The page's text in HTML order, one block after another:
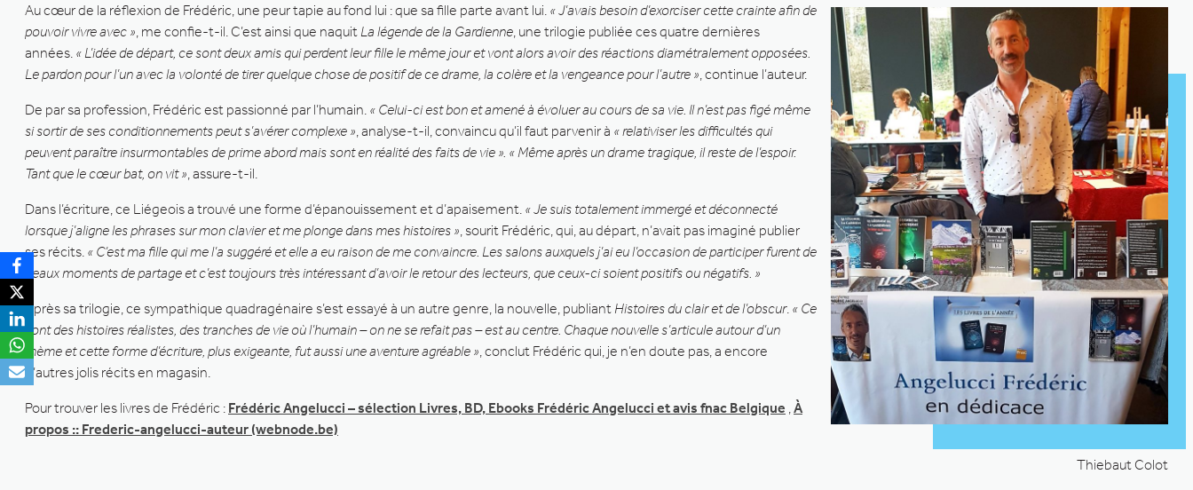
Au cœur de la réflexion de Frédéric, une peur tapie au fond lui : que sa fille parte avant lui. « J’avais besoin d’exorciser cette crainte afin de
pouvoir vivre avec », me confie-t-il. C’est ainsi que naquit La légende de la Gardienne, une trilogie publiée ces quatre dernières
années. « L’idée de départ, ce sont deux amis qui perdent leur fille le même jour et vont alors avoir des réactions diamétralement opposées.
Le pardon pour l’un avec la volonté de tirer quelque chose de positif de ce drame, la colère et la vengeance pour l’autre », continue l’auteur.
De par sa profession, Frédéric est passionné par l’humain. « Celui-ci est bon et amené à évoluer au cours de sa vie. Il n’est pas figé même
si sortir de ses conditionnements peut s’avérer complexe », analyse-t-il, convaincu qu’il faut parvenir à « relativiser les difficultés qui
peuvent paraître insurmontables de prime abord mais sont en réalité des faits de vie ». « Même après un drame tragique, il reste de l’espoir.
Tant que le cœur bat, on vit », assure-t-il.
Dans l’écriture, ce Liégeois a trouvé une forme d’épanouissement et d’apaisement. « Je suis totalement immergé et déconnecté
lorsque j’aligne les phrases sur mon clavier et me plonge dans mes histoires », sourit Frédéric, qui, au départ, n’avait pas imaginé publier
ses récits. « C’est ma fille qui me l’a suggéré et elle a eu raison de me convaincre. Les salons auxquels j’ai eu l’occasion de participer furent de
beaux moments de partage et c’est toujours très intéressant d’avoir le retour des lecteurs, que ceux-ci soient positifs ou négatifs. »
Après sa trilogie, ce sympathique quadragénaire s’est essayé à un autre genre, la nouvelle, publiant Histoires du clair et de l’obscur. « Ce
sont des histoires réalistes, des tranches de vie où l’humain – on ne se refait pas – est au centre. Chaque nouvelle s’articule autour d’un
thème et cette forme d’écriture, plus exigeante, fut aussi une aventure agréable », conclut Frédéric qui, je n’en doute pas, a encore
d’autres jolis récits en magasin.
Pour trouver les livres de Frédéric : Frédéric Angelucci – sélection Livres, BD, Ebooks Frédéric Angelucci et avis fnac Belgique ,À
propos :: Frederic-angelucci-auteur (webnode.be)
Thiebaut Colot